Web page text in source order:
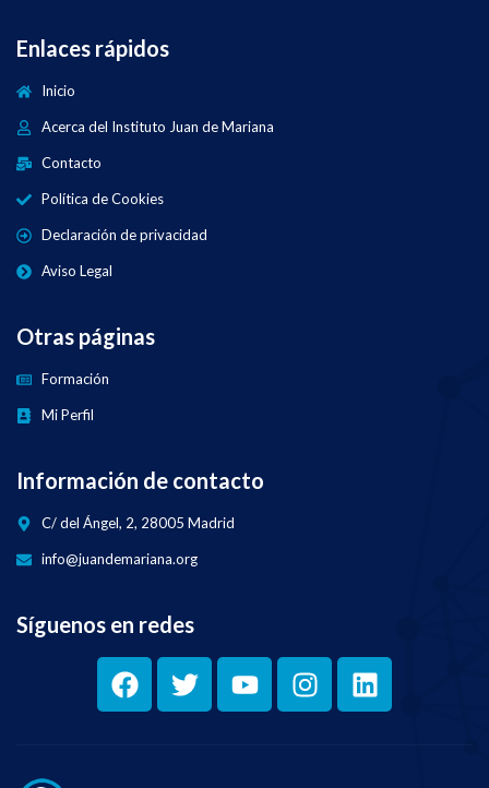
Enlaces rápidos
Inicio
Acerca del Instituto Juan de Mariana
Contacto
Política de Cookies
Declaración de privacidad
Aviso Legal
Otras páginas
Formación
Mi Perfil
Información de contacto
C/ del Ángel, 2, 28005 Madrid
info@juandemariana.org
Síguenos en redes